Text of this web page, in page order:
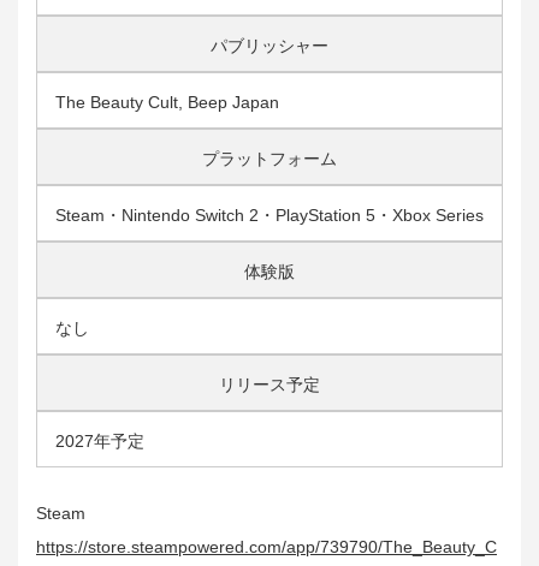
パブリッシャー
The Beauty Cult, Beep Japan
プラットフォーム
Steam・Nintendo Switch 2・PlayStation 5・Xbox Series
体験版
なし
リリース予定
2027年予定
Steam
https://store.steampowered.com/app/739790/The_Beauty_C